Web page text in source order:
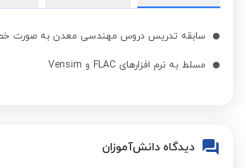
سابقه تدریس دروس مهندسی معدن به صورت
مسلط به نرم افزارهای FLAC و Vensim
دیدگاه دانش‌آموزان